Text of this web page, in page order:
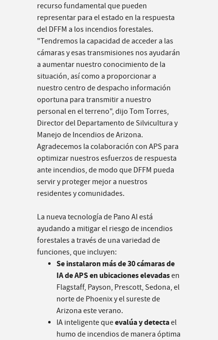
recurso fundamental que pueden
representar para el estado en la respuesta
del DFFM a los incendios forestales.
"Tendremos la capacidad de acceder a las
cámaras y esas transmisiones nos ayudarán
a aumentar nuestro conocimiento de la
situación, así como a proporcionar a
nuestro centro de despacho información
oportuna para transmitir a nuestro
personal en el terreno", dijo Tom Torres,
Director del Departamento de Silvicultura y
Manejo de Incendios de Arizona.
Agradecemos la colaboración con APS para
optimizar nuestros esfuerzos de respuesta
ante incendios, de modo que DFFM pueda
servir y proteger mejor a nuestros
residentes y comunidades.
La nueva tecnología de Pano AI está
ayudando a mitigar el riesgo de incendios
forestales a través de una variedad de
funciones, que incluyen:
Se instalaron más de 30 cámaras de
IA de APS en ubicaciones elevadasen
Flagstaff, Payson, Prescott, Sedona, el
norte de Phoenix y el sureste de
Arizona este verano.
IA inteligente queevalúa y detectael
humo de incendios de manera óptima